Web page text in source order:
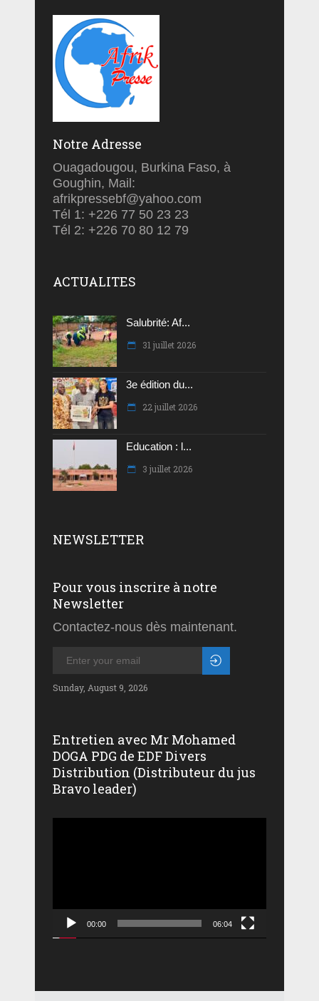
Notre Adresse
Ouagadougou, Burkina Faso, à
Goughin, Mail:
afrikpressebf@yahoo.com
Tél 1: +226 77 50 23 23
Tél 2: +226 70 80 12 79
ACTUALITES
Salubrité: Af...
31 juillet 2026
3e édition du...
22 juillet 2026
Education : l...
3 juillet 2026
NEWSLETTER
Pour vous inscrire à notre
Newsletter
Contactez-nous dès maintenant.
Sunday, August 9, 2026
Entretien avec Mr Mohamed
DOGA PDG de EDF Divers
Distribution (Distributeur du jus
Bravo leader)
00:00 06:04